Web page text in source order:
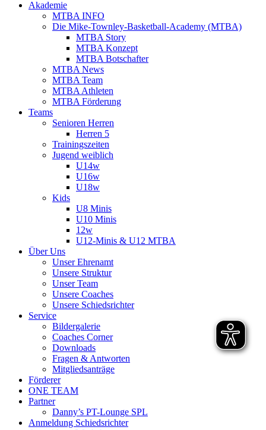
Akademie
MTBA INFO
Die Mike-Townley-Basketball-Academy (MTBA)
MTBA Story
MTBA Konzept
MTBA Botschafter
MTBA News
MTBA Team
MTBA Athleten
MTBA Förderung
Teams
Senioren Herren
Herren 5
Trainingszeiten
Jugend weiblich
U14w
U16w
U18w
Kids
U8 Minis
U10 Minis
12w
U12-Minis & U12 MTBA
Über Uns
Unser Ehrenamt
Unsere Struktur
Unser Team
Unsere Coaches
Unsere Schiedsrichter
Service
Bildergalerie
Coaches Corner
Downloads
Fragen & Antworten
Mitgliedsanträge
Förderer
ONE TEAM
Partner
Danny’s PT-Lounge SPL
Anmeldung Schiedsrichter